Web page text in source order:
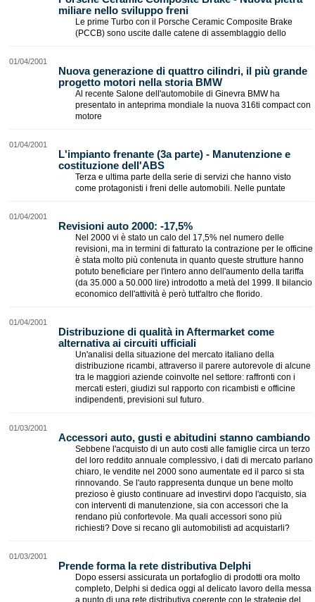
miliare nello sviluppo freni
Le prime Turbo con il Porsche Ceramic Composite Brake
(PCCB) sono uscite dalle catene di assemblaggio dello
01/04/2001
Nuova generazione di quattro cilindri, il più grande
progetto motori nella storia BMW
Al recente Salone dell'automobile di Ginevra BMW ha
presentato in anteprima mondiale la nuova 316ti compact con
motore
01/04/2001
L'impianto frenante (3a parte) - Manutenzione e
costituzione dell'ABS
Terza e ultima parte della serie di servizi che hanno visto
come protagonisti i freni delle automobili. Nelle puntate
01/04/2001
Revisioni auto 2000: -17,5%
Nel 2000 vi è stato un calo del 17,5% nel numero delle
revisioni, ma in termini di fatturato la contrazione per le officine
è stata molto più contenuta in quanto queste strutture hanno
potuto beneficiare per l'intero anno dell'aumento della tariffa
(da 35.000 a 50.000 lire) introdotto a metà del 1999. Il bilancio
economico dell'attività è però tutt'altro che florido.
01/04/2001
Distribuzione di qualità in Aftermarket come
alternativa ai circuiti ufficiali
Un'analisi della situazione del mercato italiano della
distribuzione ricambi, attraverso il parere autorevole di alcune
tra le maggiori aziende coinvolte nel settore: raffronti con i
mercati esteri, giudizi sul rapporto con ricambisti e officine
indipendenti, previsioni sul futuro.
01/03/2001
Accessori auto, gusti e abitudini stanno cambiando
Sebbene l'acquisto di un auto costi alle famiglie circa un terzo
del loro reddito annuale complessivo, i dati di mercato parlano
chiaro, le vendite nel 2000 sono aumentate ed il parco si sta
rinnovando. Se l'auto rappresenta dunque un bene molto
prezioso è giusto continuare ad investirvi dopo l'acquisto, sia
con interventi di manutenzione, sia con accessori che la
rendano più confortevole. Ma quali accessori sono più
richiesti? Dove si recano gli automobilisti ad acquistarli?
01/03/2001
Prende forma la rete distributiva Delphi
Dopo essersi assicurata un portafoglio di prodotti ora molto
completo, Delphi si dedica oggi al delicato lavoro della messa
a punto di una rete distributiva coerente con le strategie del